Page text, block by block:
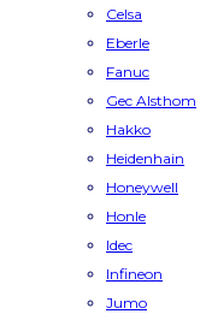
Celsa
Eberle
Fanuc
Gec Alsthom
Hakko
Heidenhain
Honeywell
Honle
Idec
Infineon
Jumo